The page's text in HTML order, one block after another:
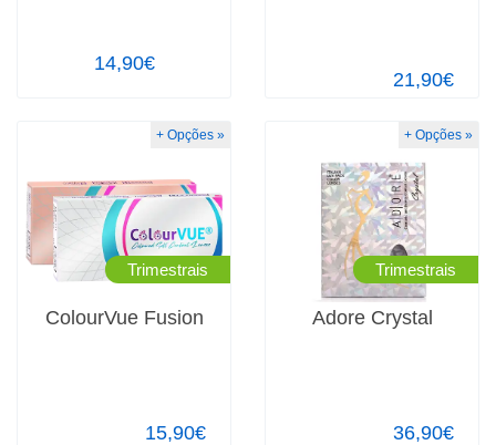
14,90€
21,90€
ColourVue Fusion
15,90€
Trimestrais
+ Opções »
Adore Crystal
36,90€
Trimestrais
+ Opções »